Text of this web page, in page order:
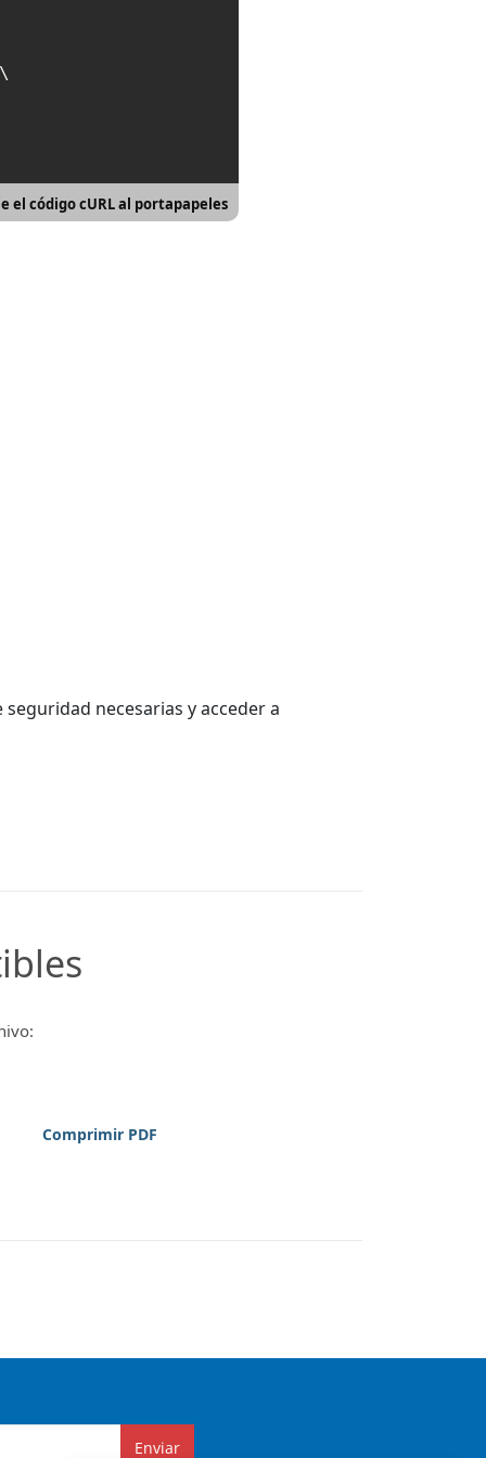
el código cURL al portapapeles
necesarias y acceder a
Comprimir PDF
Enviar